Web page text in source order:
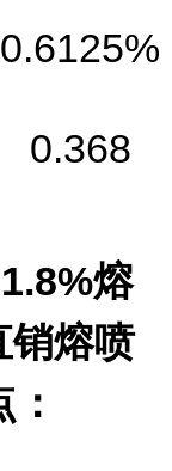
0.6125%
0.368
熔
销熔喷